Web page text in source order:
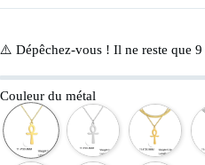
⚠️ Dépêchez-vous ! Il ne reste que 9
Couleur du métal